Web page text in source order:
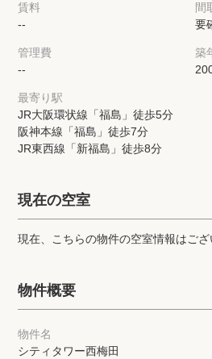
希望条件を伝えてプロに探しても
来店予約
各種お問い合わせ
高級賃貸物件コラム
プライバシーポリシー クッ
賃料
--
間
要
管理費
--
築
最寄り駅
JR大阪環状線「福島」徒歩5分
阪神本線「福島」徒歩7分
JR東西線「新福島」徒歩8分
現在の空室
現在、こちらの物件の空室情報はござ
物件概要
物件名
シティタワー西梅田